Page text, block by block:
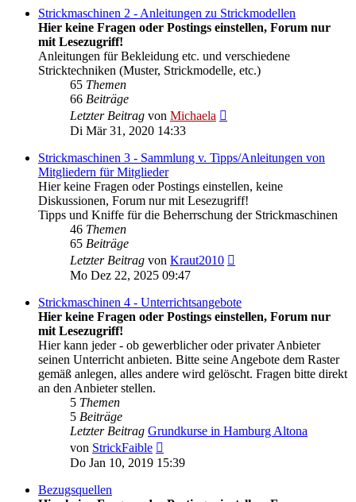
Strickmaschinen 2 - Anleitungen zu Strickmodellen
Hier keine Fragen oder Postings einstellen, Forum nur
mit Lesezugriff!
Anleitungen für Bekleidung etc. und verschiedene
Stricktechniken (Muster, Strickmodelle, etc.)
65 Themen
66 Beiträge
Letzter Beitrag von Michaela
Di Mär 31, 2020 14:33
Strickmaschinen 3 - Sammlung v. Tipps/Anleitungen von
Mitgliedern für Mitglieder
Hier keine Fragen oder Postings einstellen, keine
Diskussionen, Forum nur mit Lesezugriff!
Tipps und Kniffe für die Beherrschung der Strickmaschinen
46 Themen
65 Beiträge
Letzter Beitrag von Kraut2010
Mo Dez 22, 2025 09:47
Strickmaschinen 4 - Unterrichtsangebote
Hier keine Fragen oder Postings einstellen, Forum nur
mit Lesezugriff!
Hier kann jeder - ob gewerblicher oder privater Anbieter
seinen Unterricht anbieten. Bitte seine Angebote dem Raster
gemäß anlegen, alles andere wird gelöscht. Fragen bitte direkt
an den Anbieter stellen.
5 Themen
5 Beiträge
Letzter Beitrag Grundkurse in Hamburg Altona
von StrickFaible
Beitrag
Do Jan 10, 2019 15:39
Bezugsquellen